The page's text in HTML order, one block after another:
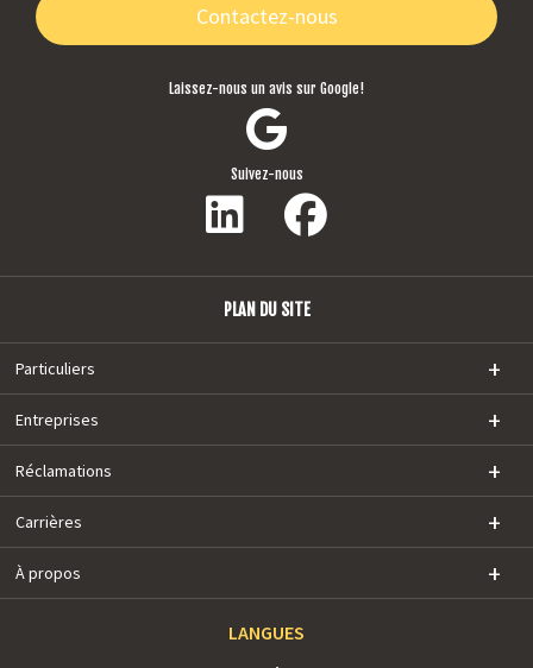
Contactez-nous
Laissez-nous un avis sur Google!
Suivez-nous
PLAN DU SITE
Particuliers
Entreprises
Réclamations
Carrières
À propos
LANGUES